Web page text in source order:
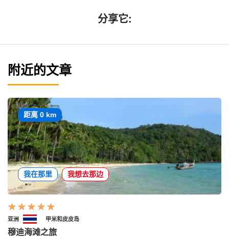
分享它:
附近的文章
距离 0 km
我在那里 我想去那边
亚洲 甲米和皮皮岛
穆迪海滩之旅